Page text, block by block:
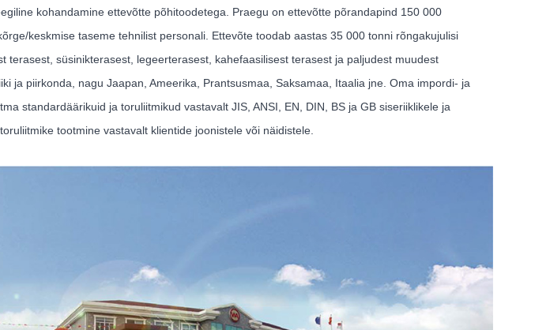
kohandamine ettevõtte põhitoodetega. Praegu on ettevõtte põrandapind 150 000
keskmise taseme tehnilist personali. Ettevõte toodab aastas 35 000 tonni rõngakujulisi
süsinikterasest, legeerterasest, kahefaasilisest terasest ja paljudest muudest
ja piirkonda, nagu Jaapan, Ameerika, Prantsusmaa, Saksamaa, Itaalia jne. Oma impordi- ja
standardäärikuid ja toruliitmikud vastavalt JIS, ANSI, EN, DIN, BS ja GB siseriiklikele ja
tootmine vastavalt klientide joonistele või näidistele.